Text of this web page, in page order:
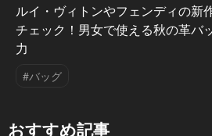
ルイ・ヴィトンやフェンディの新
チェック！男女で使える秋の革バ
力
#バッグ
おすすめ記事